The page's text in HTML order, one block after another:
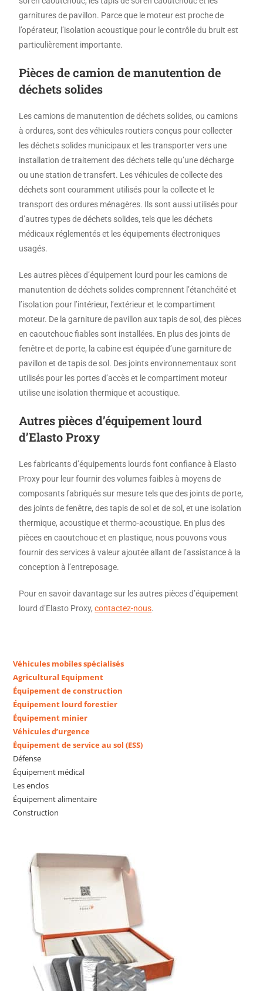
garnitures de pavillon. Parce que le moteur est proche de
l’opérateur, l’isolation acoustique pour le contrôle du bruit est
particulièrement importante.
Pièces de camion de manutention de
déchets solides
Les camions de manutention de déchets solides, ou camions
à ordures, sont des véhicules routiers conçus pour collecter
les déchets solides municipaux et les transporter vers une
installation de traitement des déchets telle qu’une décharge
ou une station de transfert. Les véhicules de collecte des
déchets sont couramment utilisés pour la collecte et le
transport des ordures ménagères. Ils sont aussi utilisés pour
d’autres types de déchets solides, tels que les déchets
médicaux réglementés et les équipements électroniques
usagés.
Les autres pièces d’équipement lourd pour les camions de
manutention de déchets solides comprennent l’étanchéité et
l’isolation pour l’intérieur, l’extérieur et le compartiment
moteur. De la garniture de pavillon aux tapis de sol, des pièces
en caoutchouc fiables sont installées. En plus des joints de
fenêtre et de porte, la cabine est équipée d’une garniture de
pavillon et de tapis de sol. Des joints environnementaux sont
utilisés pour les portes d’accès et le compartiment moteur
utilise une isolation thermique et acoustique.
Autres pièces d’équipement lourd
d’Elasto Proxy
Les fabricants d’équipements lourds font confiance à Elasto
Proxy pour leur fournir des volumes faibles à moyens de
composants fabriqués sur mesure tels que des joints de porte,
des joints de fenêtre, des tapis de sol et de sol, et une isolation
thermique, acoustique et thermo-acoustique. En plus des
pièces en caoutchouc et en plastique, nous pouvons vous
fournir des services à valeur ajoutée allant de l’assistance à la
conception à l’entreposage.
Pour en savoir davantage sur les autres pièces d’équipement
lourd d’Elasto Proxy,contactez-nous.
Véhicules mobiles spécialisés
Agricultural Equipment
Équipement de construction
Équipement lourd forestier
Équipement minier
Véhicules d’urgence
Équipement de service au sol (ESS)
Défense
Équipement médical
Les enclos
Équipement alimentaire
Construction